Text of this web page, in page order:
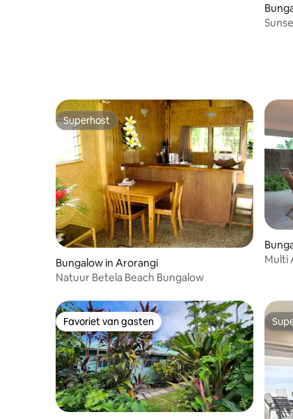
Superhost
Superhost
Bungalow in Arorangi
Natuur Betela Beach Bungalow
Multi
Favoriet van gasten
Favoriet van gasten